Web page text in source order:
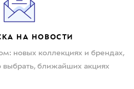
НА НОВОСТИ
новых коллекциях и брендах,
выбрать, ближайших акциях